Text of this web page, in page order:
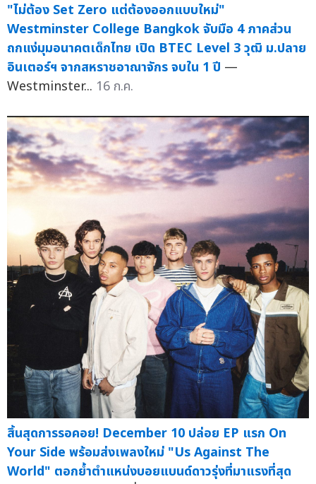
"ไม่ต้อง Set Zero แต่ต้องออกแบบใหม่"
Westminster College Bangkok จับมือ 4 ภาคส่วน
ถกแง่มุมอนาคตเด็กไทย เปิด BTEC Level 3 วุฒิ ม.ปลาย
อินเตอร์ฯ จากสหราชอาณาจักร จบใน 1 ปี —
Westminster... 16 ก.ค.
สิ้นสุดการรอคอย! December 10 ปล่อย EP แรก On
Your Side พร้อมส่งเพลงใหม่ "Us Against The
World" ตอกย้ำตำแหน่งบอยแบนด์ดาวรุ่งที่มาแรงที่สุด